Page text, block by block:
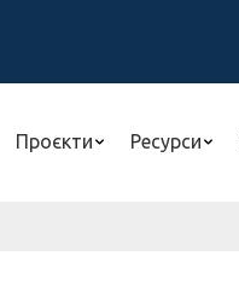
Проєкти Ресурси